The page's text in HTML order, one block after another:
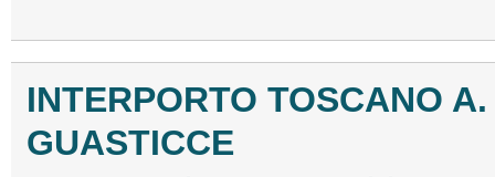
INTERPORTO TOSCANO
GUASTICCE